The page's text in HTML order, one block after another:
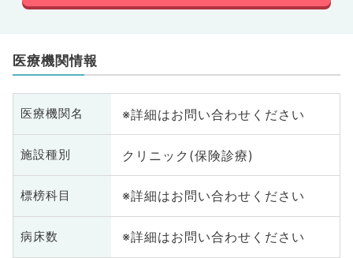
医療機関情報
医療機関名 ※詳細はお問い合わせください
施設種別 クリニック(保険診療)
標榜科目 ※詳細はお問い合わせください
病床数 ※詳細はお問い合わせください